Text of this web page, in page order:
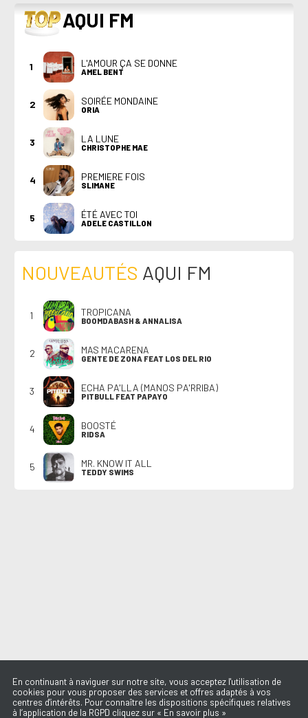
TOP AQUI FM
1 L'AMOUR ÇA SE DONNE
AMEL BENT
2 SOIRÉE MONDAINE
ORIA
3 LA LUNE
CHRISTOPHE MAE
4 PREMIERE FOIS
SLIMANE
5 ÉTÉ AVEC TOI
ADELE CASTILLON
NOUVEAUTÉS AQUI FM
1 TROPICANA
BOOMDABASH & ANNALISA
2 MAS MACARENA
GENTE DE ZONA FEAT LOS DEL RIO
3 ECHA PA'LLA (MANOS PA'RRIBA)
PITBULL FEAT PAPAYO
4 BOOSTÉ
RIDSA
5 MR. KNOW IT ALL
TEDDY SWIMS
En continuant à naviguer sur notre site, vous acceptez l'utilisation de
cookies pour vous proposer des services et offres adaptés à vos
centres d'intérêts. Pour connaître les dispositions spécifiques relatives
à l’application de la RGPD cliquez sur « En savoir plus »